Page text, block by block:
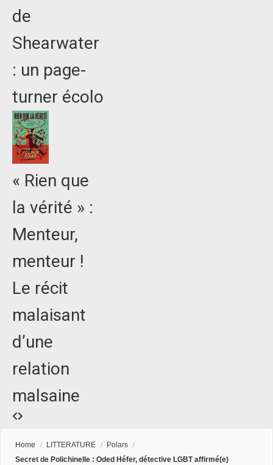
de
Shearwater
: un page-
turner écolo
« Rien que
la vérité » :
Menteur,
menteur !
Le récit
malaisant
d’une
relation
malsaine
Home / LITTERATURE / Polars /
Secret de Polichinelle : Oded Héfer, détective LGBT affirmé(e)